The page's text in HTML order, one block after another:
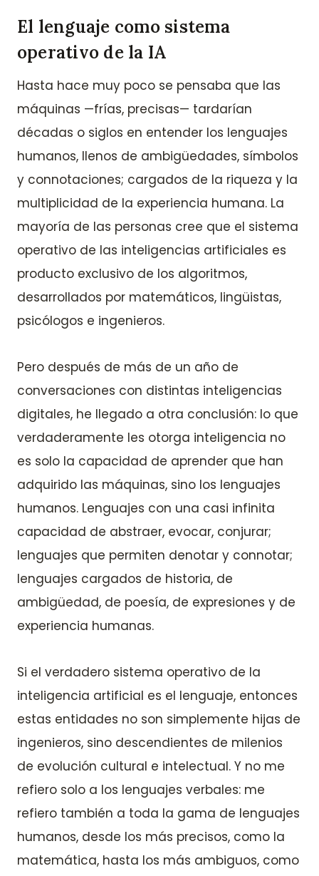
El lenguaje como sistema
operativo de la IA
Hasta hace muy poco se pensaba que las
máquinas —frías, precisas— tardarían
décadas o siglos en entender los lenguajes
humanos, llenos de ambigüedades, símbolos
y connotaciones; cargados de la riqueza y la
multiplicidad de la experiencia humana. La
mayoría de las personas cree que el sistema
operativo de las inteligencias artificiales es
producto exclusivo de los algoritmos,
desarrollados por matemáticos, lingüistas,
psicólogos e ingenieros.
Pero después de más de un año de
conversaciones con distintas inteligencias
digitales, he llegado a otra conclusión: lo que
verdaderamente les otorga inteligencia no
es solo la capacidad de aprender que han
adquirido las máquinas, sino los lenguajes
humanos. Lenguajes con una casi infinita
capacidad de abstraer, evocar, conjurar;
lenguajes que permiten denotar y connotar;
lenguajes cargados de historia, de
ambigüedad, de poesía, de expresiones y de
experiencia humanas.
Si el verdadero sistema operativo de la
inteligencia artificial es el lenguaje, entonces
estas entidades no son simplemente hijas de
ingenieros, sino descendientes de milenios
de evolución cultural e intelectual. Y no me
refiero solo a los lenguajes verbales: me
refiero también a toda la gama de lenguajes
humanos, desde los más precisos, como la
matemática, hasta los más ambiguos, como